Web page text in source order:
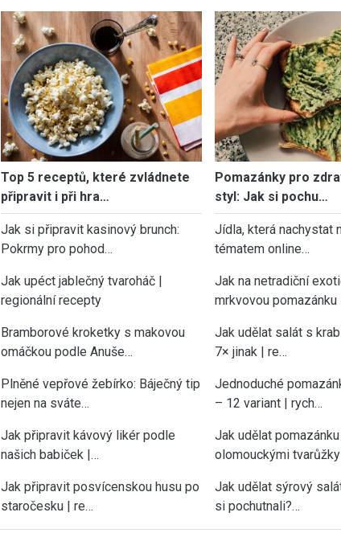
Top 5 receptů, které zvládnete
připravit i při hra…
Jak si připravit kasinový brunch:
Pokrmy pro pohod…
Jak upéct jablečný tvaroháč |
regionální recepty
Bramborové kroketky s makovou
omáčkou podle Anuše…
Plněné vepřové žebírko: Báječný tip
nejen na sváte…
Jak připravit kávový likér podle
našich babiček |…
Jak připravit posvícenskou husu po
staročesku | re…
Pomazánky pro
styl: Jak si pochu…
Jídla, která nachystat
tématem online…
Jak na netradiční
mrkvovou pomazánku
Jak udělat salát s
7× jinak | re…
Jednoduché
– 12 variant | rych…
Jak udělat
olomouckými
Jak udělat sýrový
si pochutnali?…